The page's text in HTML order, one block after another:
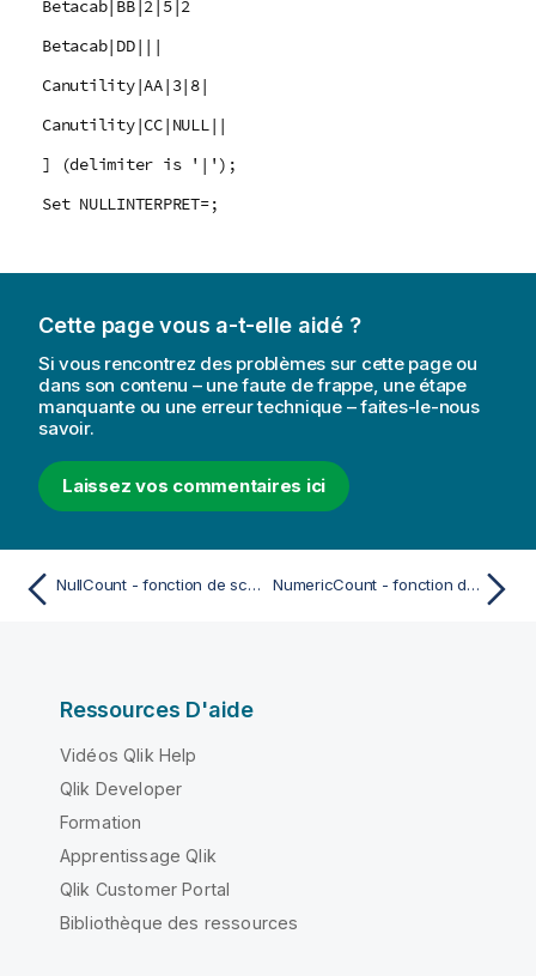
Betacab|BB|2|5|2
Betacab|DD|||
Canutility|AA|3|8|
Canutility|CC|NULL||
] (delimiter is '|');
Set NULLINTERPRET=;
Cette page vous a-t-elle aidé ?
Si vous rencontrez des problèmes sur cette page ou
dans son contenu – une faute de frappe, une étape
manquante ou une erreur technique – faites-le-nous
savoir.
Laissez vos commentaires ici
NullCount - fonction de script NumericCount - fonction de script
Ressources D'aide
Vidéos Qlik Help
Qlik Developer
Formation
Apprentissage Qlik
Qlik Customer Portal
Bibliothèque des ressources